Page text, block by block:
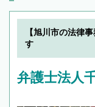
【旭川市の法律
す
弁護士法人